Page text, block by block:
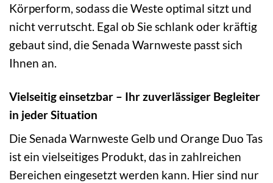
Körperform, sodass die Weste optimal sitzt und
nicht verrutscht. Egal ob Sie schlank oder kräftig
gebaut sind, die Senada Warnweste passt sich
Ihnen an.
Vielseitig einsetzbar – Ihr zuverlässiger Begleiter
in jeder Situation
Die Senada Warnweste Gelb und Orange Duo Tas
ist ein vielseitiges Produkt, das in zahlreichen
Bereichen eingesetzt werden kann. Hier sind nur